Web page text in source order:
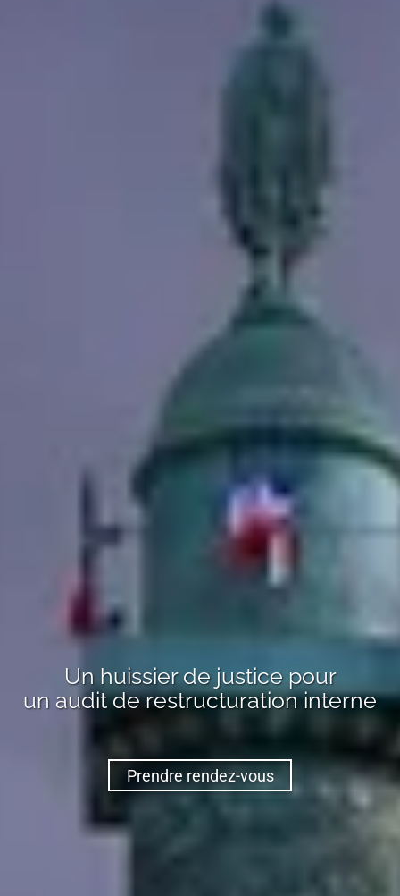
Un huissier de justice pour
un audit de restructuration interne
Prendre rendez-vous